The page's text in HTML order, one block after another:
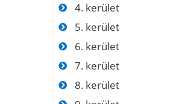
4. kerület
5. kerület
6. kerület
7. kerület
8. kerület